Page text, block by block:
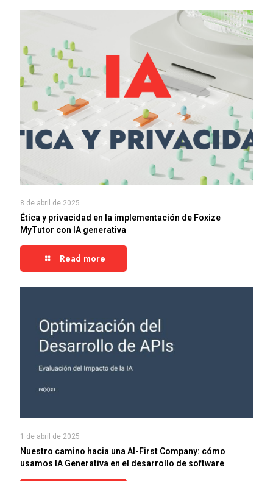
8 de abril de 2025
Ética y privacidad en la implementación de Foxize
MyTutor con IA generativa
Read more
1 de abril de 2025
Nuestro camino hacia una AI-First Company: cómo
usamos IA Generativa en el desarrollo de software